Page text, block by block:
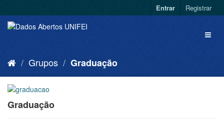
Entrar Registrar
Grupos Graduação
Graduação